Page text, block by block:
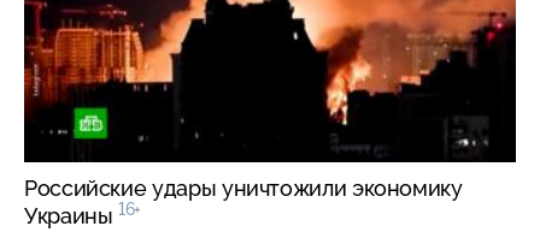
Российские удары уничтожили экономику
Украины 16+